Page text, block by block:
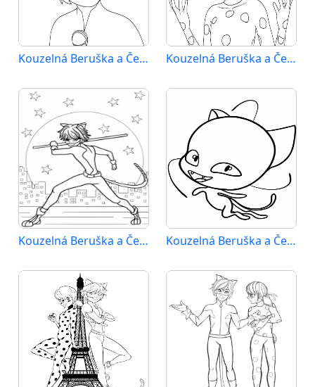
Kouzelná Beruška a Černý Kocour (23) Kouzelná Beruška a Černý Kocour (24)
Kouzelná Beruška a Černý Kocour (25) Kouzelná Beruška a Černý Kocour (26)